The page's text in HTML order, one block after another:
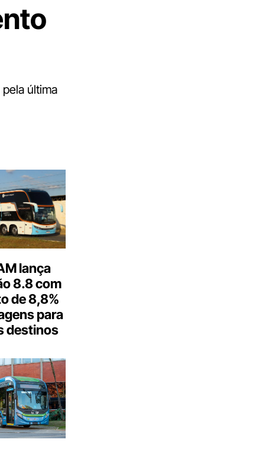
última
lança
8.8 com
de 8,8%
para
destinos